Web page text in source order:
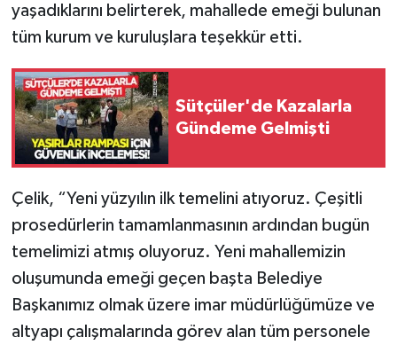
yaşadıklarını belirterek, mahallede emeği bulunan
tüm kurum ve kuruluşlara teşekkür etti.
Sütçüler'de Kazalarla
Gündeme Gelmişti
Çelik, “Yeni yüzyılın ilk temelini atıyoruz. Çeşitli
prosedürlerin tamamlanmasının ardından bugün
temelimizi atmış oluyoruz. Yeni mahallemizin
oluşumunda emeği geçen başta Belediye
Başkanımız olmak üzere imar müdürlüğümüze ve
altyapı çalışmalarında görev alan tüm personele